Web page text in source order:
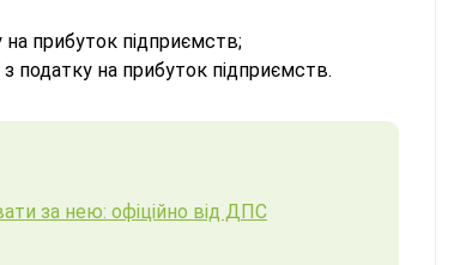
прибуток підприємств;
податку на прибуток підприємств.
за нею: офіційно від ДПС